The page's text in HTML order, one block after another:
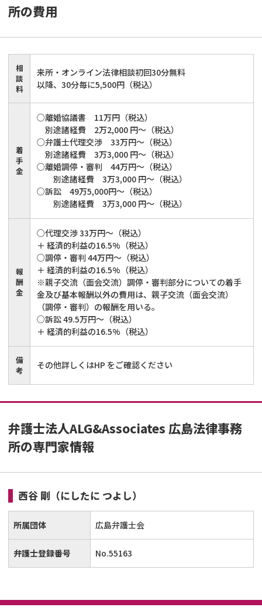
所の費用
相
談
料
来所・オンライン法律相談初回30分無料
以降、30分毎に5,500円（税込）
着
手
金
○離婚協議書 11万円（税込）
別途諸経費 2万2,000 円～（税込）
○弁護士代理交渉 33万円～（税込）
別途諸経費 3万3,000 円～（税込）
○離婚調停・審判 44万円～（税込）
別途諸経費 3万3,000 円～（税込）
○訴訟 49万5,000円～（税込）
別途諸経費 3万3,000 円～（税込）
報
酬
金
○代理交渉 33万円～（税込）
＋ 経済的利益の16.5%（税込）
○調停・審判 44万円～（税込）
＋ 経済的利益の16.5%（税込）
※親子交流（面会交流）調停・審判部分についての着手
金及び基本報酬以外の費用は、親子交流（面会交流）
（調停・審判）の報酬を用いる。
○訴訟 49.5万円～（税込）
＋ 経済的利益の16.5%（税込）
備
考
その他詳しくはHP をご確認ください
弁護士法人ALG&Associates 広島法律事務
所の専門家情報
西谷 剛 （にしたに つよし）
所属団体 広島弁護士会
弁護士登録番号 No.55163